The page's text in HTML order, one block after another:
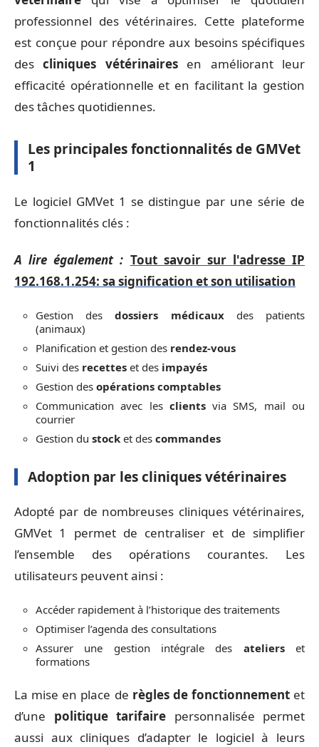
professionnel des vétérinaires. Cette plateforme
est conçue pour répondre aux besoins spécifiques
descliniques vétérinairesen améliorant leur
efficacité opérationnelle et en facilitant la gestion
des tâches quotidiennes.
Les principales fonctionnalités de GMVet
1
Le logiciel GMVet 1 se distingue par une série de
fonctionnalités clés :
A lire également : Tout savoir sur l'adresse IP
192.168.1.254: sa signification et son utilisation
Gestion desdossiers médicauxdes patients
(animaux)
Planification et gestion des rendez-vous
Suivi des recettes et des impayés
Gestion des opérations comptables
Communication avec les clientsvia SMS, mail ou
courrier
Gestion du stock et des commandes
Adoption par les cliniques vétérinaires
Adopté par de nombreuses cliniques vétérinaires,
GMVet 1 permet de centraliser et de simplifier
l’ensemble des opérations courantes. Les
utilisateurs peuvent ainsi :
Accéder rapidement à l’historique des traitements
Optimiser l’agenda des consultations
Assurer une gestion intégrale des atelierset
formations
La mise en place de règles de fonctionnementet
d’une politique tarifaire personnalisée permet
aussi aux cliniques d’adapter le logiciel à leurs